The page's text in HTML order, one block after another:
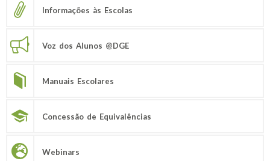
Informações às Escolas
Voz dos Alunos @DGE
Manuais Escolares
Concessão de Equivalências
Webinars